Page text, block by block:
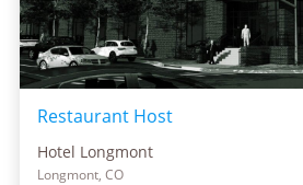
Restaurant Host
Hotel Longmont
Longmont, CO